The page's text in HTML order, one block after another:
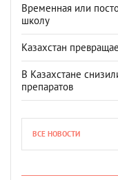
Временная или
школу
Казахстан
В Казахстане
препаратов
ВСЕ НОВОСТИ